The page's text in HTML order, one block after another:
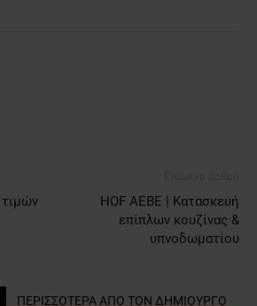
HOF AEBE | Κατασκευή
επίπλων κουζίνας &
υπνοδωματίου
ΠΕΡΙΣΣΟΤΕΡΑ ΑΠΟ ΤΟΝ ΔΗΜΙΟΥΡΓΟ